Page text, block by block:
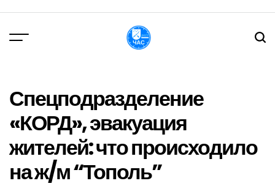
вмісту
Спецподразделение
«КОРД», эвакуация
жителей: что происходило
на ж/м “Тополь”